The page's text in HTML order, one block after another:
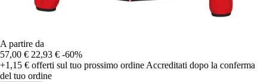
A partire da
57,00 € 22,93 € -60%
+1,15 € offerti sul tuo prossimo ordine Accreditati dopo la conferma
del tuo ordine